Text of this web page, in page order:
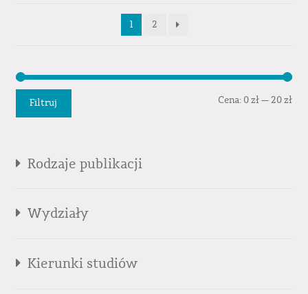
1 2
Filtruj Cena: 0 zł—20 zł
Rodzaje publikacji
Wydziały
Kierunki studiów